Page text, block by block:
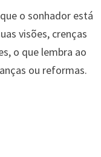
o sonhador está
visões, crenças
o que lembra ao
ou reformas.